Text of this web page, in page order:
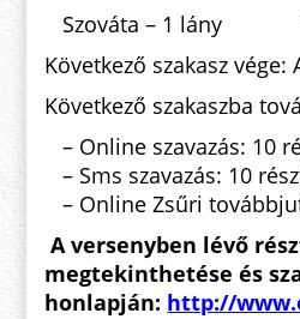
Szováta – 1 lány
Következő szakasz vége:
Következő szakaszba
– Online szavazás: 10
– Sms szavazás: 10
– Online Zsűri
A versenyben lévő
megtekinthetése és
honlapján: http://